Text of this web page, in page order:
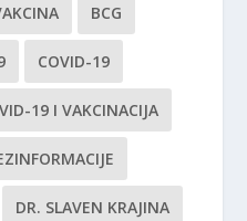
BCG
COVID-19
19 I VAKCINACIJA
DR. SLAVEN KRAJINA